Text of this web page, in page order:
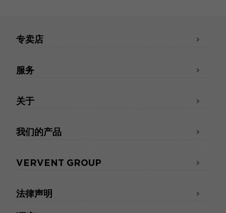
专卖店
服务
关于
我们的产品
VERVENT GROUP
法律声明